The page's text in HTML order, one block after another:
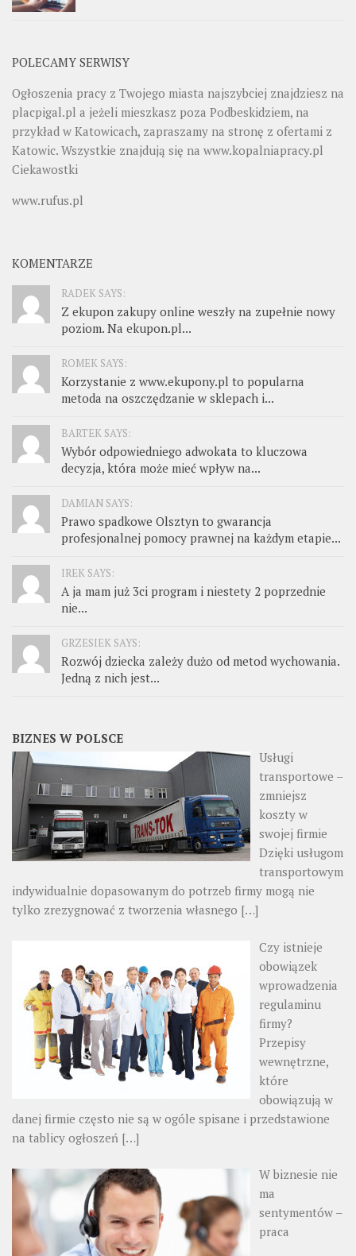
POLECAMY SERWISY
Ogłoszenia pracy z Twojego miasta najszybciej znajdziesz na
placpigal.pl a jeżeli mieszkasz poza Podbeskidziem, na
przykład w Katowicach, zapraszamy na stronę z ofertami z
Katowic. Wszystkie znajdują się na www.kopalniapracy.pl
Ciekawostki
www.rufus.pl
KOMENTARZE
RADEK SAYS:
Z ekupon zakupy online weszły na zupełnie nowy
poziom. Na ekupon.pl...
ROMEK SAYS:
Korzystanie z www.ekupony.pl to popularna
metoda na oszczędzanie w sklepach i...
BARTEK SAYS:
Wybór odpowiedniego adwokata to kluczowa
decyzja, która może mieć wpływ na...
DAMIAN SAYS:
Prawo spadkowe Olsztyn to gwarancja
profesjonalnej pomocy prawnej na każdym etapie...
IREK SAYS:
A ja mam już 3ci program i niestety 2 poprzednie
nie...
GRZESIEK SAYS:
Rozwój dziecka zależy dużo od metod wychowania.
Jedną z nich jest...
BIZNES W POLSCE
Usługi
transportowe –
zmniejsz
koszty w
swojej firmie
Dzięki usługom
transportowym
indywidualnie dopasowanym do potrzeb firmy mogą nie
tylko zrezygnować z tworzenia własnego […]
Czy istnieje
obowiązek
wprowadzenia
regulaminu
firmy?
Przepisy
wewnętrzne,
które
obowiązują w
danej firmie często nie są w ogóle spisane i przedstawione
na tablicy ogłoszeń […]
W biznesie nie
ma
sentymentów –
praca